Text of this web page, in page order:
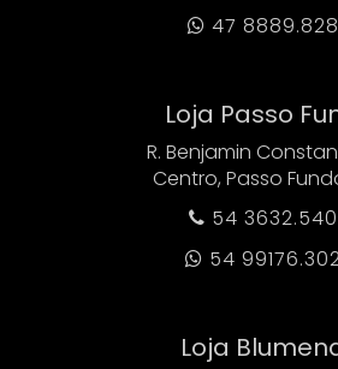
 47
Loja Passo
R. Benjamin
Centro, Passo
 54
 54
Loja